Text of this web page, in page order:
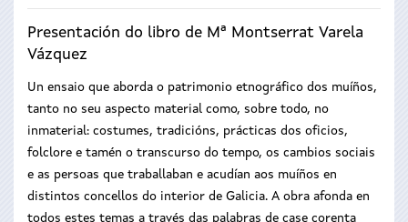
Presentación do libro de Mª Montserrat Varela
Vázquez
Un ensaio que aborda o patrimonio etnográfico dos muíños,
tanto no seu aspecto material como, sobre todo, no
inmaterial: costumes, tradicións, prácticas dos oficios,
folclore e tamén o transcurso do tempo, os cambios sociais
e as persoas que traballaban e acudían aos muíños en
distintos concellos do interior de Galicia. A obra afonda en
todos estes temas a través das palabras de case corenta